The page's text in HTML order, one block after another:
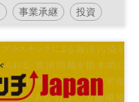
事業承継 投資
アトピッチ